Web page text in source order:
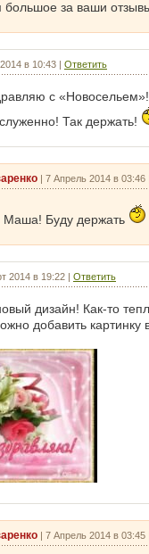
за ваши
в 10:43 | Ответить
с
Так держать!
| 7 Апрель 2014 в 03:46
Маша! Буду держать
2014 в 19:22 | Ответить
дизайн! Как-то
добавить
| 7 Апрель 2014 в 03:45